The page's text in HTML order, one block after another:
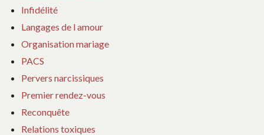
Infidélité
Langages de l amour
Organisation mariage
PACS
Pervers narcissiques
Premier rendez-vous
Reconquête
Relations toxiques